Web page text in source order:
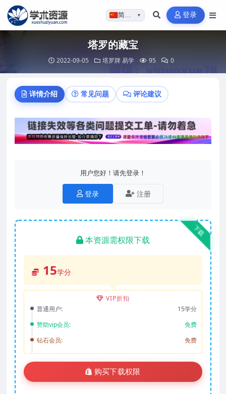
简体…▼ 登录
塔罗的藏宝
2022-09-05 塔罗牌 易学 95 0
详情介绍 常见问题 评论建议
用户您好！请先登录！
登录 注册
下载
本资源需权限下载
15学分
VIP折扣
普通用户:
15学分
赞助vip会员:
免费
钻石会员:
免费
购买下载权限